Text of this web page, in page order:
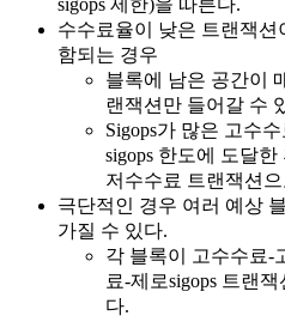
수수료율이 낮은 트랜잭
함되는 경우
블록에 남은 공간이
랜잭션만 들어갈 수
Sigops가 많은 고수
sigops 한도에 도달
저수수료 트랜잭션
극단적인 경우 여러 예상
가질 수 있다.
각 블록이 고수수료-
료-제로sigops 트랜
다.